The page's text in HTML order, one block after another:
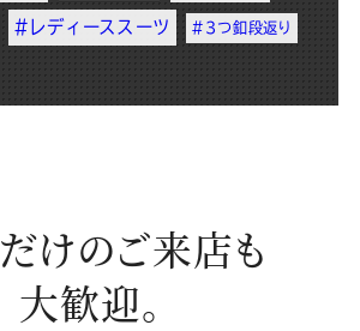
#レディーススーツ #3つ釦段返り
だけのご来店も
大歓迎。